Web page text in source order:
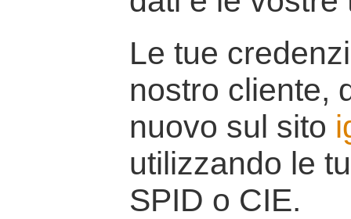
Le tue
nostro cliente,
nuovo sul sito
utilizzando le
SPID o CIE.